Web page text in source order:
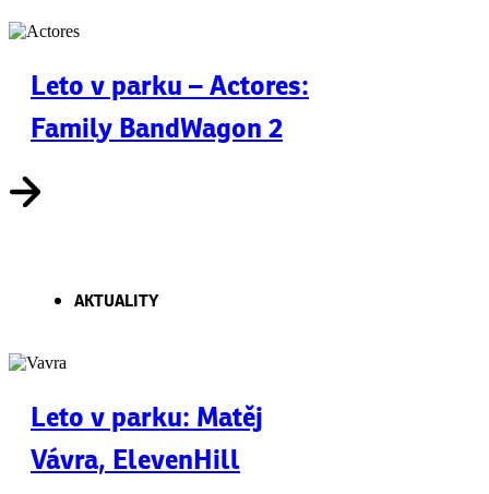
Leto v parku – Actores:
Family BandWagon 2
AKTUALITY
Leto v parku: Matěj
Vávra, ElevenHill